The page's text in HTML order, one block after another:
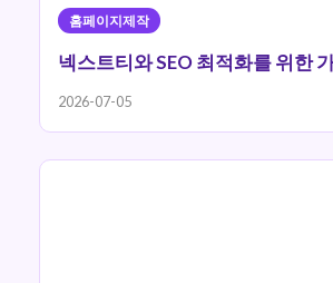
홈페이지제작
넥스트티와 SEO 최적화를 위한
2026-07-05